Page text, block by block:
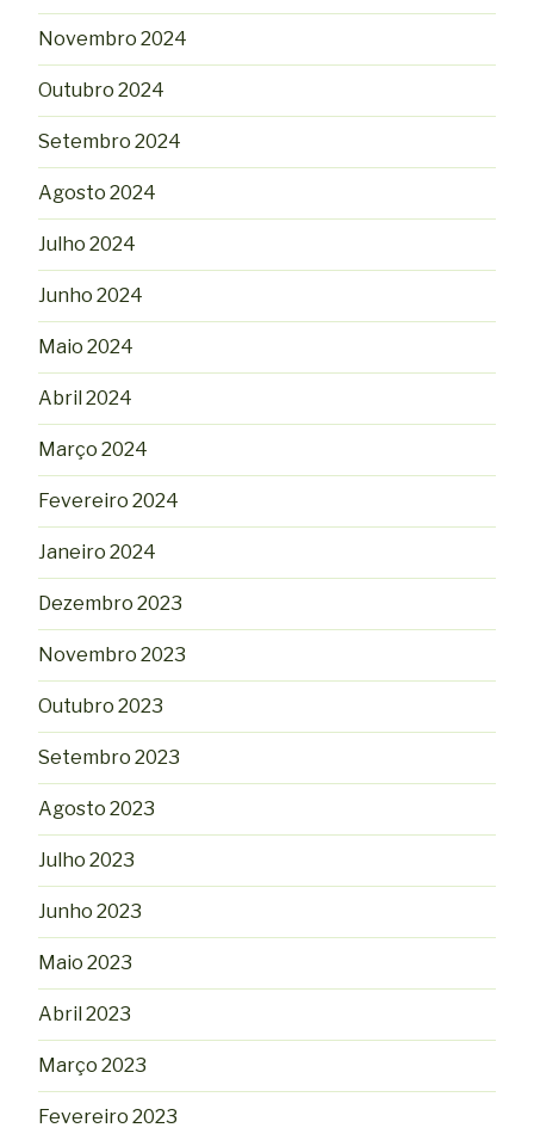
Novembro 2024
Outubro 2024
Setembro 2024
Agosto 2024
Julho 2024
Junho 2024
Maio 2024
Abril 2024
Março 2024
Fevereiro 2024
Janeiro 2024
Dezembro 2023
Novembro 2023
Outubro 2023
Setembro 2023
Agosto 2023
Julho 2023
Junho 2023
Maio 2023
Abril 2023
Março 2023
Fevereiro 2023